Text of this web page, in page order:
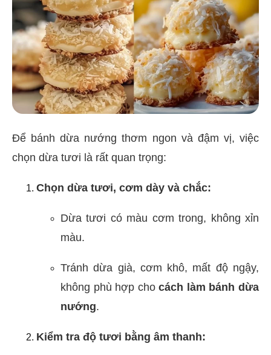
Để bánh dừa nướng thơm ngon và đậm vị, việc
chọn dừa tươi là rất quan trọng:
Chọn dừa tươi, cơm dày và chắc:
Dừa tươi có màu cơm trong, không xỉn
màu.
Tránh dừa già, cơm khô, mất độ ngậy,
không phù hợp chocách làm bánh dừa
nướng.
Kiểm tra độ tươi bằng âm thanh: